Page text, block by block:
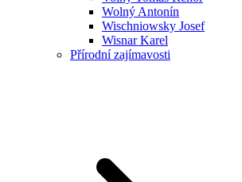
Wolný Antonín
Wischniowsky Josef
Wisnar Karel
Přírodní zajímavosti